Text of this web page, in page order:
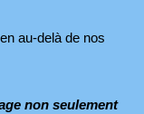
au-delà de nos
non seulement